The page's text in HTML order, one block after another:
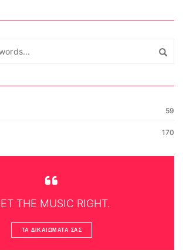
59
170
THE MUSIC RIGHT.
ΤΑ ΔΙΚΑΙΏΜΑΤΆ ΣΑΣ